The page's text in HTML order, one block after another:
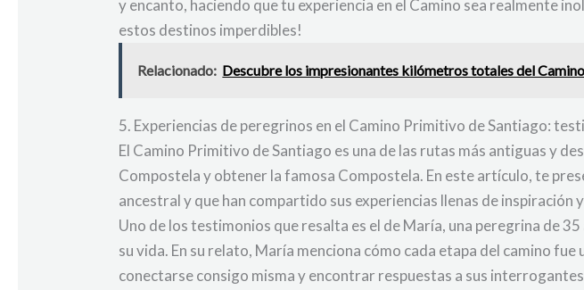
y encanto, haciendo que tu experiencia en el Camino sea realmente
estos destinos imperdibles!
Relacionado: Descubre los impresionantes kilómetros totales del
5. Experiencias de peregrinos en el Camino Primitivo de Santiago:
El Camino Primitivo de Santiago es una de las rutas más antiguas y
Compostela y obtener la famosa Compostela. En este artículo, te
ancestral y que han compartido sus experiencias llenas de
Uno de los testimonios que resalta es el de María, una peregrina de
su vida. En su relato, María menciona cómo cada etapa del camino
conectarse consigo misma y encontrar respuestas a sus